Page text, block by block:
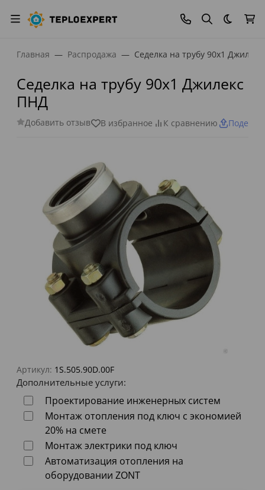
Темная
Главная Распродажа Седелка на трубу 90х1
Седелка на трубу 90х1 Джилекс
ПНД
Добавить отзыв В избранное К сравнению
Артикул: 1S.505.90D.00F
Дополнительные услуги:
Проектирование инженерных систем
Монтаж отопления под ключ с экономией
20% на смете
Монтаж электрики под ключ
Автоматизация отопления на
оборудовании ZONT